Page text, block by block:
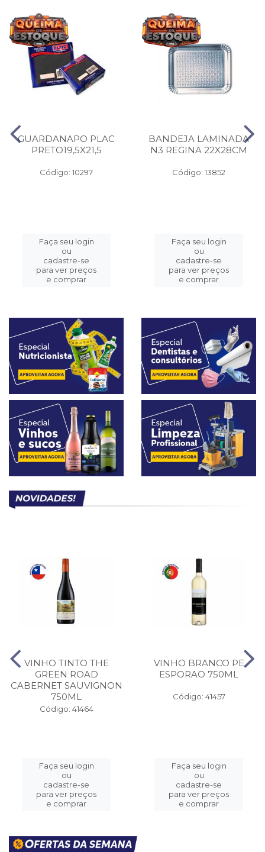
GUARDANAPO PLAC
PRETO19,5X21,5
Código: 10297
Faça seu login
ou
cadastre-se
para ver preços
e comprar
BANDEJA LAMINADA
N3 REGINA 22X28CM
Código: 13852
Faça seu login
ou
cadastre-se
para ver preços
e comprar
VINHO TINTO THE
GREEN ROAD
CABERNET SAUVIGNON
750ML
Código: 41464
Faça seu login
ou
cadastre-se
para ver preços
e comprar
VINHO BRANCO PE
ESPORAO 750ML
Código: 41457
Faça seu login
ou
cadastre-se
para ver preços
e comprar